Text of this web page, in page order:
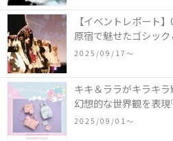
【イベントレポート
原宿で魅せたゴシッ
2025/09/17〜
キキ＆ララがキラキラ
幻想的な世界観を表
ツインスターズ』50
2025/09/01〜